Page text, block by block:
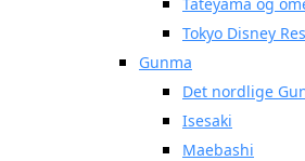
Tokyo Disney
Gunma
Det nordlige
Isesaki
Maebashi